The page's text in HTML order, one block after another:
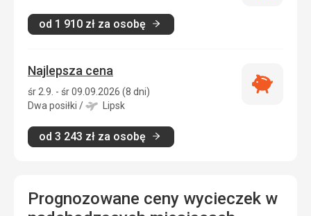
od 1 910 zł za osobę
Najlepsza cena
śr 2.9. - śr 09.09.2026 (8 dni)
Dwa posiłki / Lipsk
od 3 243 zł za osobę
Najlepsza
Prognozowane ceny wycieczek w